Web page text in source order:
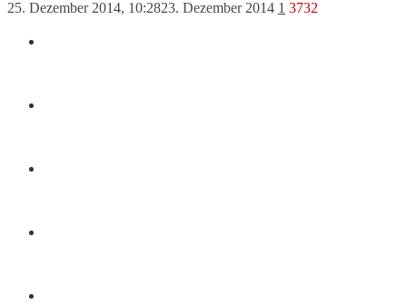
25. Dezember 2014, 10:2823. Dezember 2014 1 3732